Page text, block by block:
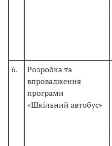
6.
Розробка та
впровадження
програми
«Шкільний автобус»